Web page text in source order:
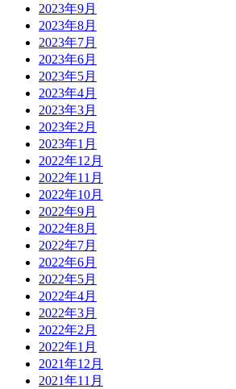
2023年9月
2023年8月
2023年7月
2023年6月
2023年5月
2023年4月
2023年3月
2023年2月
2023年1月
2022年12月
2022年11月
2022年10月
2022年9月
2022年8月
2022年7月
2022年6月
2022年5月
2022年4月
2022年3月
2022年2月
2022年1月
2021年12月
2021年11月